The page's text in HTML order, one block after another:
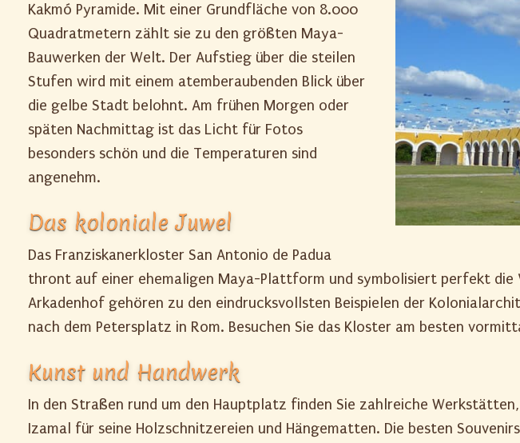
Kakmó Pyramide. Mit einer Grundfläche von 8.000
Quadratmetern zählt sie zu den größten Maya-
Bauwerken der Welt. Der Aufstieg über die steilen
Stufen wird mit einem atemberaubenden Blick über
die gelbe Stadt belohnt. Am frühen Morgen oder
späten Nachmittag ist das Licht für Fotos
besonders schön und die Temperaturen sind
angenehm.
Das koloniale Juwel
Das Franziskanerkloster San Antonio de Padua
thront auf einer ehemaligen Maya-Plattform und symbolisiert perfekt die
Arkadenhof gehören zu den eindrucksvollsten Beispielen der
nach dem Petersplatz in Rom. Besuchen Sie das Kloster am besten
Kunst und Handwerk
In den Straßen rund um den Hauptplatz finden Sie zahlreiche
Izamal für seine Holzschnitzereien und Hängematten. Die besten